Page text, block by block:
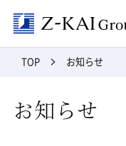
TOP お知らせ
お知らせ